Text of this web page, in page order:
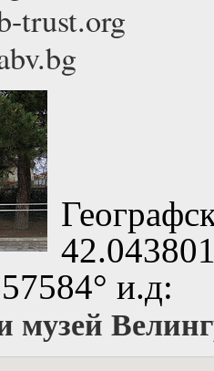
trust.org
и.д:
музей